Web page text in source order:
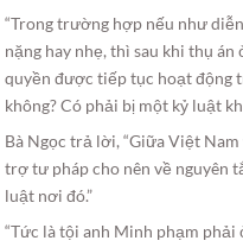
“Trong trường hợp nếu như
nặng hay nhẹ, thì sau khi thụ
quyền được tiếp tục hoạt động
không? Có phải bị một kỷ luật
Bà Ngọc trả lời, “Giữa Việt
trợ tư pháp cho nên về nguyên
luật nơi đó.”
“Tức là tội anh Minh phạm phải